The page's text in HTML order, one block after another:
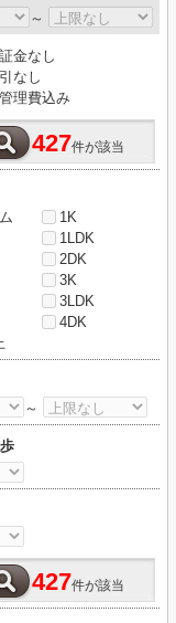
～
金なし
なし
理費込み
427件が該当
1K
1LDK
2DK
3K
3LDK
4DK
～
427件が該当